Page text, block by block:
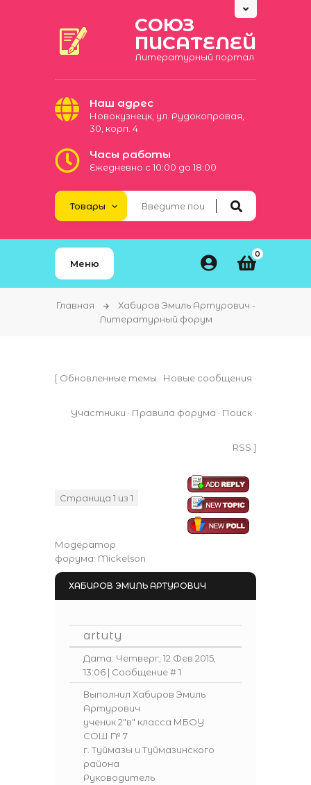
СОЮЗ
ПИСАТЕЛЕЙ
Литературный портал
Наш адрес
Новокузнецк, ул. Рудокопровая,
30, корп. 4
Часы работы
Ежедневно с 10:00 до 18:00
Меню
0
Главная
Хабиров Эмиль Артурович -
Литературный форум
[ Обновленные темы · Новые сообщения ·
Участники · Правила форума · Поиск ·
RSS ]
Страница 1 из 1
Модератор
форума: Mickelson
ХАБИРОВ ЭМИЛЬ АРТУРОВИЧ
artuty
Дата: Четверг, 12 Фев 2015,
13:06 | Сообщение #1
Выполнил Хабиров Эмиль
Артурович
ученик 2"в" класса МБОУ
СОШ № 7
г. Туймазы и Туймазинского
района
Руководитель